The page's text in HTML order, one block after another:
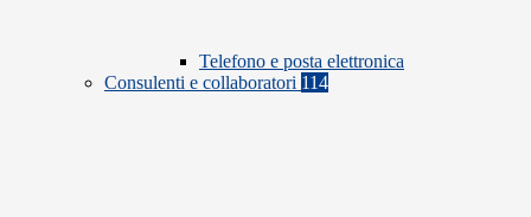
Telefono e posta elettronica
Consulenti e collaboratori 114